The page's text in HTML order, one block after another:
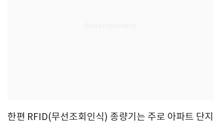
한편 RFID(무선조회인식) 종량기는 주로 아파트 단지